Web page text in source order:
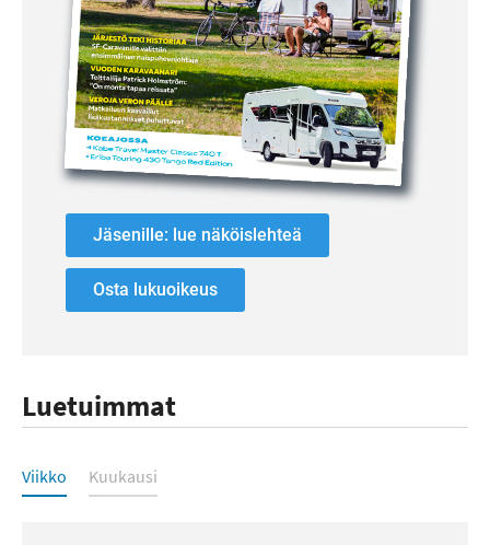
Jäsenille: lue näköislehteä
Osta lukuoikeus
Luetuimmat
Luetuimmat
Viikko Kuukausi